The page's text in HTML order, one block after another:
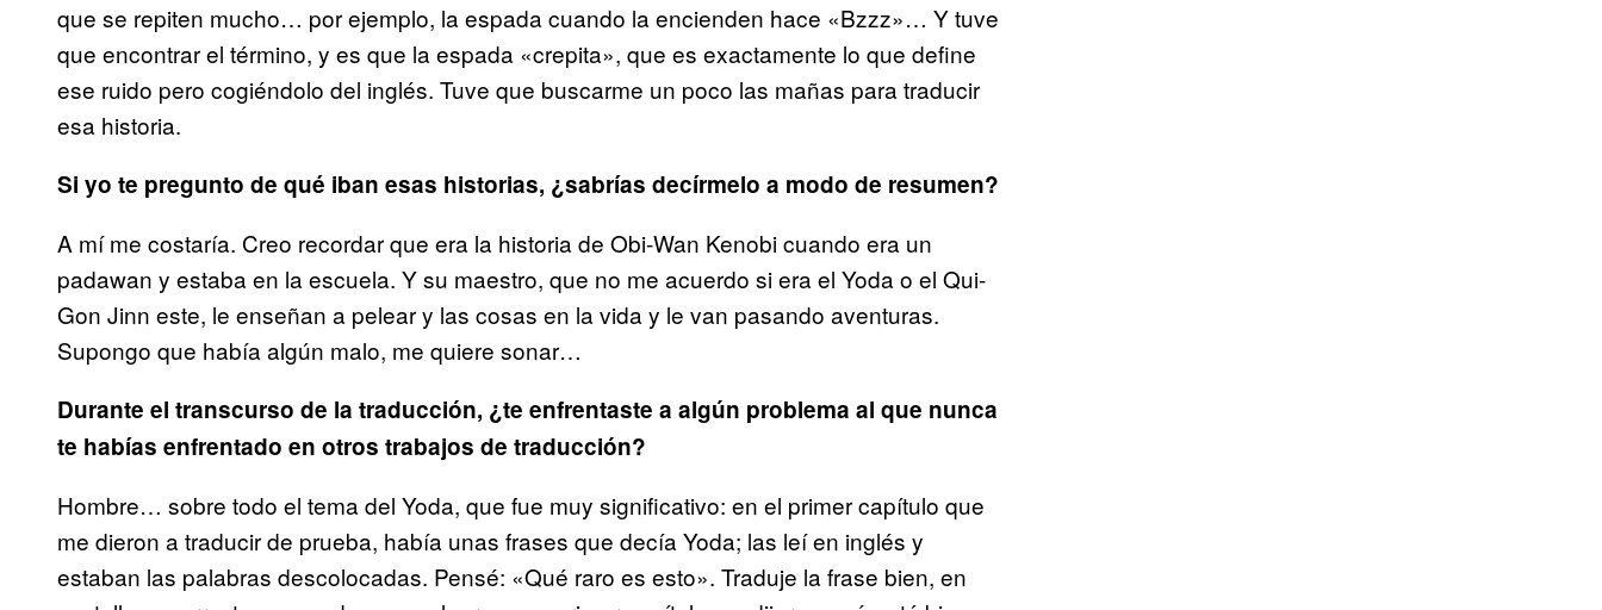
que se repiten mucho… por ejemplo, la espada cuando la encienden hace «Bzzz»… Y tuve
que encontrar el término, y es que la espada «crepita», que es exactamente lo que define
ese ruido pero cogiéndolo del inglés. Tuve que buscarme un poco las mañas para traducir
esa historia.
Si yo te pregunto de qué iban esas historias, ¿sabrías decírmelo a modo de resumen?
A mí me costaría. Creo recordar que era la historia de Obi-Wan Kenobi cuando era un
padawan y estaba en la escuela. Y su maestro, que no me acuerdo si era el Yoda o el Qui-
Gon Jinn este, le enseñan a pelear y las cosas en la vida y le van pasando aventuras.
Supongo que había algún malo, me quiere sonar…
Durante el transcurso de la traducción, ¿te enfrentaste a algún problema al que nunca
te habías enfrentado en otros trabajos de traducción?
Hombre… sobre todo el tema del Yoda, que fue muy significativo: en el primer capítulo que
me dieron a traducir de prueba, había unas frases que decía Yoda; las leí en inglés y
estaban las palabras descolocadas. Pensé: «Qué raro es esto». Traduje la frase bien, en